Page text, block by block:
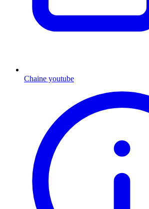
Chaine youtube